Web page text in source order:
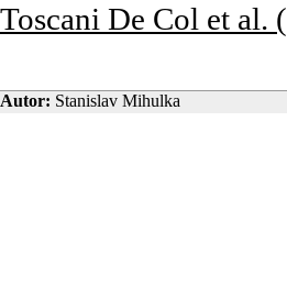
Toscani De Col et
Autor: Stanislav Mihulka